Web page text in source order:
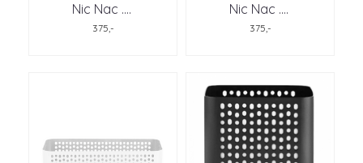
Nic Nac ....
375,-
Nic Nac ....
375,-